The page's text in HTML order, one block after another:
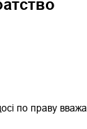
по праву